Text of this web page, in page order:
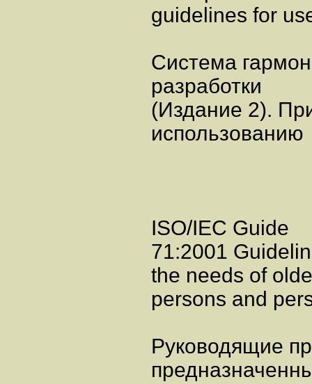
guidelines for
Система
разработки
(Издание 2).
использованию
ISO/IEC Guide
71:2001
the needs of
persons and
Руководящие